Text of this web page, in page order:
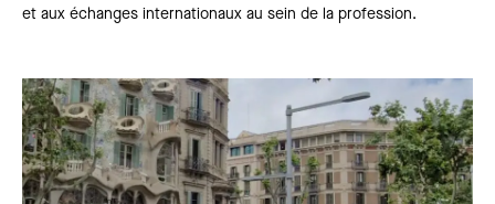
et aux échanges internationaux au sein de la profession.